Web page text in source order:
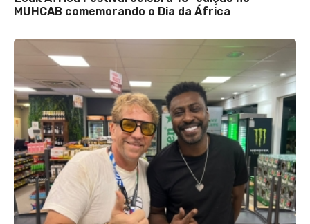
MUHCAB comemorando o Dia da África